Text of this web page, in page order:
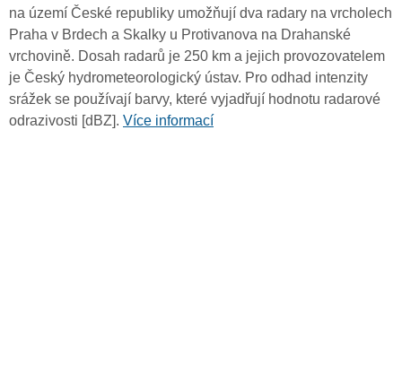
na území České republiky umožňují dva radary na vrcholech
Praha v Brdech a Skalky u Protivanova na Drahanské
vrchovině. Dosah radarů je 250 km a jejich provozovatelem
je Český hydrometeorologický ústav. Pro odhad intenzity
srážek se používají barvy, které vyjadřují hodnotu radarové
odrazivosti [dBZ]. Více informací